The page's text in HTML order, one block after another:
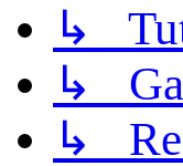
↳
↳
↳